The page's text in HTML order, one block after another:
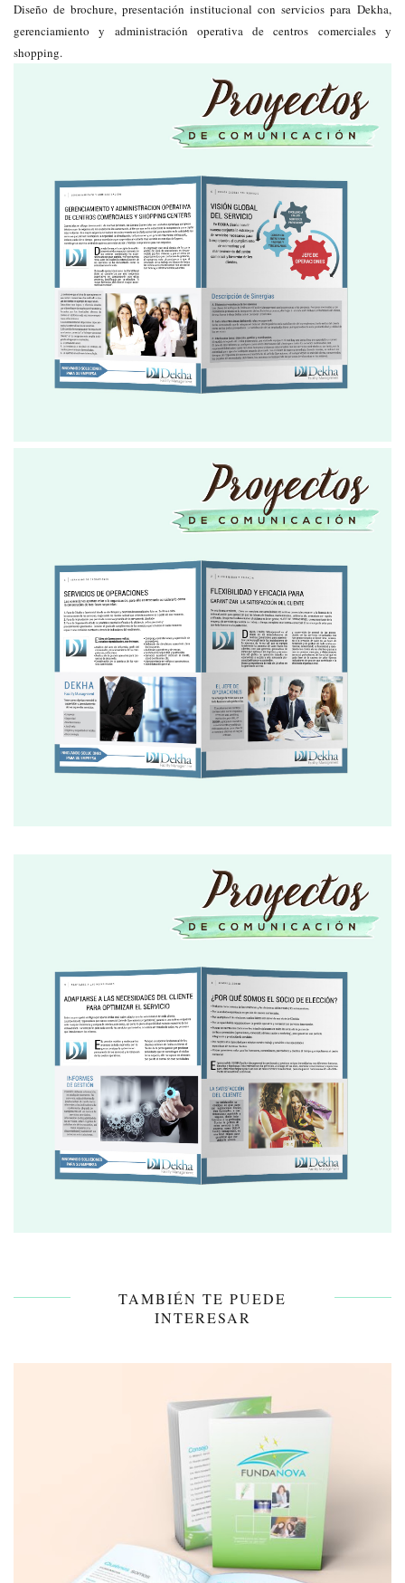
Diseño de brochure, presentación institucional con servicios para Dekha,
gerenciamiento y administración operativa de centros comerciales y
shopping.
TAMBIÉN TE PUEDE
INTERESAR